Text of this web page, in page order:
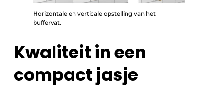
Horizontale en verticale opstelling van het
buffervat.
Kwaliteit in een
compact jasje